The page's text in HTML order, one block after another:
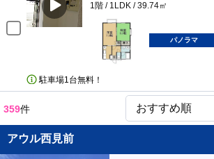
1階 / 1LDK / 39.74㎡
パノラマ
駐車場1台無料！
359件
アウル西見前